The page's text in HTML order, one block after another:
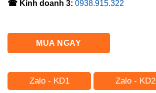
☎ Kinh doanh 3: 0938.915.322
MUA NGAY
Zalo - KD1 Zalo - KD2